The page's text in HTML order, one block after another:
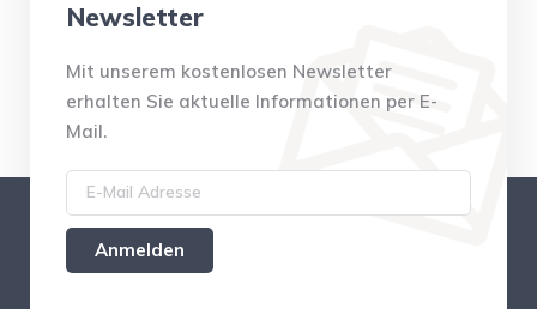
Newsletter
Mit unserem kostenlosen Newsletter
erhalten Sie aktuelle Informationen per E-
Mail.